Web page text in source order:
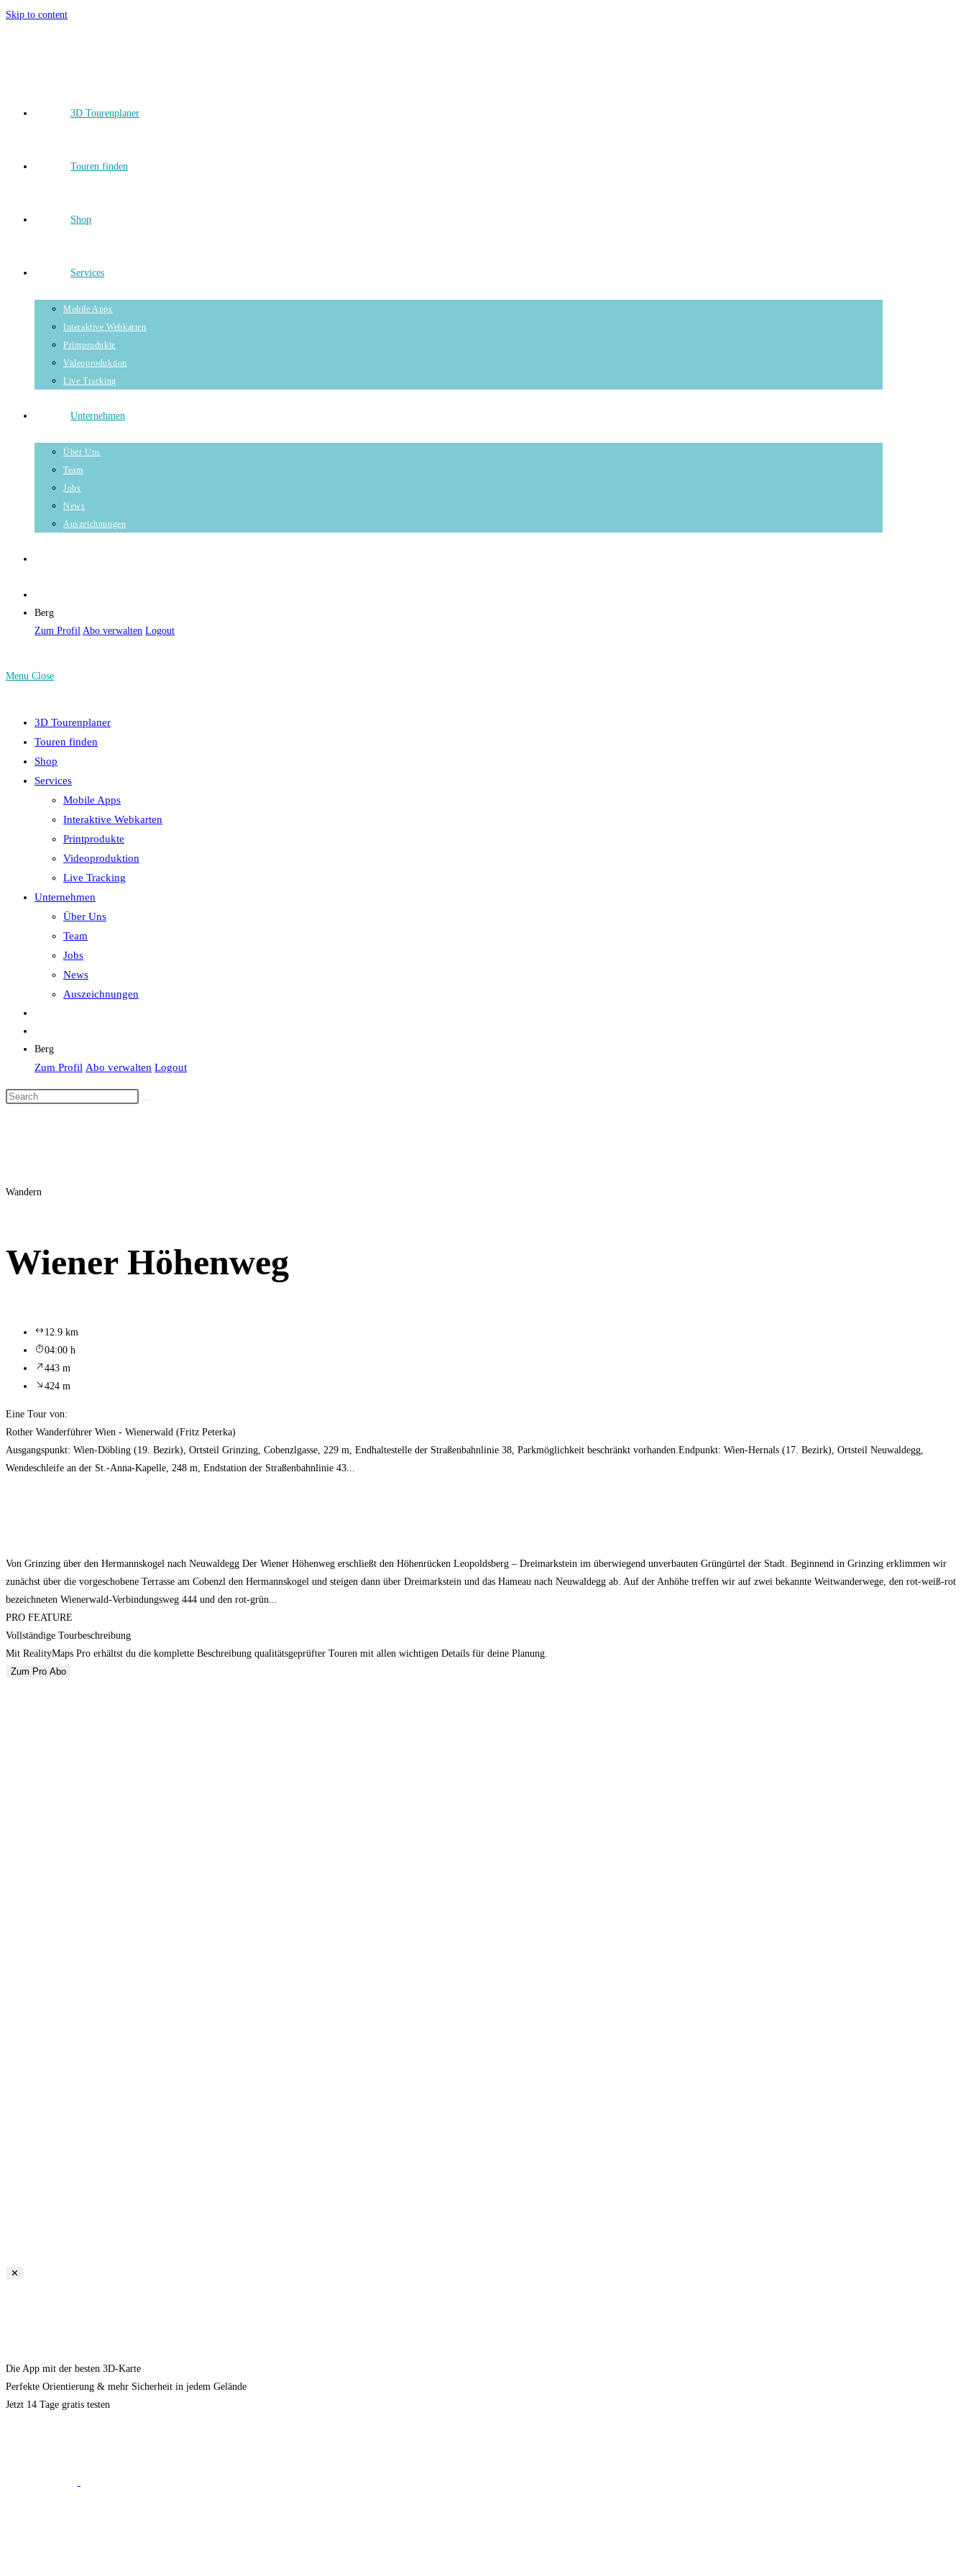
Skip to content
3D Tourenplaner
Touren finden
Shop
Services
Mobile Apps
Interaktive Webkarten
Printprodukte
Videoproduktion
Live Tracking
Unternehmen
Über Uns
Team
Jobs
News
Auszeichnungen
Berg
Zum Profil Abo verwalten Logout
Menu Close
3D Tourenplaner
Touren finden
Shop
Services
Mobile Apps
Interaktive Webkarten
Printprodukte
Videoproduktion
Live Tracking
Unternehmen
Über Uns
Team
Jobs
News
Auszeichnungen
Berg
Zum Profil Abo verwalten Logout
Wandern
Wiener Höhenweg
12.9 km
04:00 h
443 m
424 m
Eine Tour von:
Rother Wanderführer Wien - Wienerwald (Fritz Peterka)
Ausgangspunkt: Wien-Döbling (19. Bezirk), Ortsteil Grinzing, Cobenzlgasse, 229 m, Endhaltestelle der Straßenbahnlinie 38, Parkmöglichkeit beschränkt vorhanden.Endpunkt: Wien-Hernals (17. Bezirk), Ortsteil Neuwaldegg,
Wendeschleife an der St.-Anna-Kapelle, 248 m, Endstation der Straßenbahnlinie 43...
Von Grinzing über den Hermannskogel nach Neuwaldegg Der Wiener Höhenweg erschließt den Höhenrücken Leopoldsberg – Dreimarkstein im überwiegend unverbauten Grüngürtel der Stadt. Beginnend in Grinzing erklimmen wir
zunächst über die vorgeschobene Terrasse am Cobenzl den Hermannskogel und steigen dann über Dreimarkstein und das Hameau nach Neuwaldegg ab. Auf der Anhöhe treffen wir auf zwei bekannte Weitwanderwege, den rot-weiß-rot
bezeichneten Wienerwald-Verbindungsweg 444 und den rot-grün...
PRO FEATURE
Vollständige Tourbeschreibung
Mit RealityMaps Pro erhältst du die komplette Beschreibung qualitätsgeprüfter Touren mit allen wichtigen Details für deine Planung.
Zum Pro Abo
✕
Die App mit der besten 3D-Karte
Perfekte Orientierung & mehr Sicherheit in jedem Gelände
Jetzt 14 Tage gratis testen